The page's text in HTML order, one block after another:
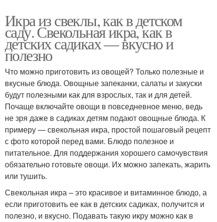
Икра из свеклы, как в детском
саду. Свекольная икра, как в
детских садиках — вкусно и
полезно
Что можно приготовить из овощей? Только полезные и
вкусные блюда. Овощные запеканки, салаты и закуски
будут полезными как для взрослых, так и для детей.
Почаще включайте овощи в повседневное меню, ведь
не зря даже в садиках детям подают овощные блюда. К
примеру — свекольная икра, простой пошаговый рецепт
с фото которой перед вами. Блюдо полезное и
питательное. Для поддержания хорошего самочувствия
обязательно готовьте овощи. Их можно запекать, жарить
или тушить.
Свекольная икра – это красивое и витаминное блюдо, а
если приготовить ее как в детских садиках, получится и
полезно, и вкусно. Подавать такую икру можно как в